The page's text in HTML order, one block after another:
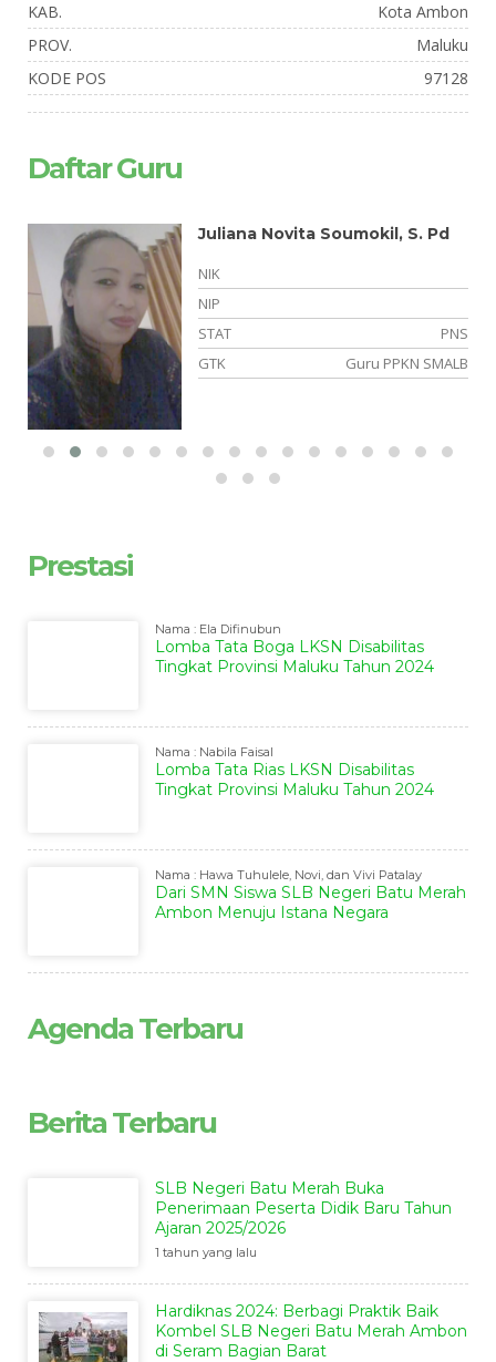
KAB.
Kota Ambon
PROV.
Maluku
KODE POS
97128
Daftar Guru
Juliana Novita Soumokil, S. Pd
NIK
NIP
STAT
PNS
GTK
Guru PPKN SMALB
Prestasi
Nama : Ela Difinubun
Lomba Tata Boga LKSN Disabilitas
Tingkat Provinsi Maluku Tahun 2024
Nama : Nabila Faisal
Lomba Tata Rias LKSN Disabilitas
Tingkat Provinsi Maluku Tahun 2024
Nama : Hawa Tuhulele, Novi, dan Vivi Patalay
Dari SMN Siswa SLB Negeri Batu Merah
Ambon Menuju Istana Negara
Agenda Terbaru
Berita Terbaru
SLB Negeri Batu Merah Buka
Penerimaan Peserta Didik Baru Tahun
Ajaran 2025/2026
1 tahun yang lalu
Hardiknas 2024: Berbagi Praktik Baik
Kombel SLB Negeri Batu Merah Ambon
di Seram Bagian Barat